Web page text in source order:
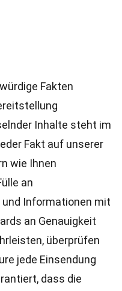
Fakten
Inhalte steht im
Fakt auf unserer
wie Ihnen
an
Informationen mit
an Genauigkeit
überprüfen
jede Einsendung
dass die